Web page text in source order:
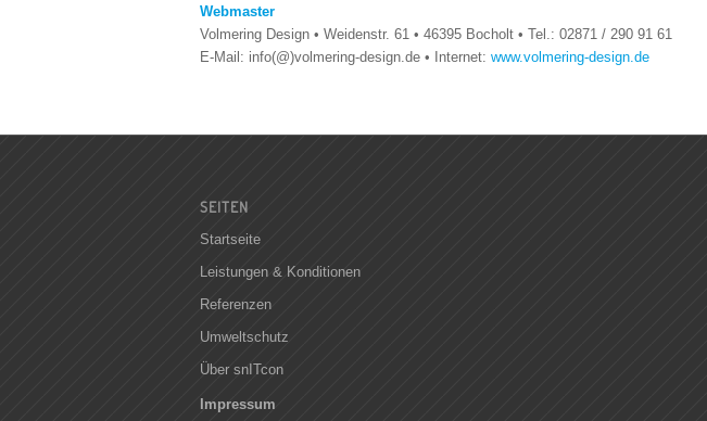
Webmaster
Volmering Design • Weidenstr. 61 • 46395 Bocholt • Tel.: 02871 / 290 91 61
E-Mail: info(@)volmering-design.de • Internet:www.volmering-design.de
SEITEN
Startseite
Leistungen & Konditionen
Referenzen
Umweltschutz
Über snITcon
Impressum